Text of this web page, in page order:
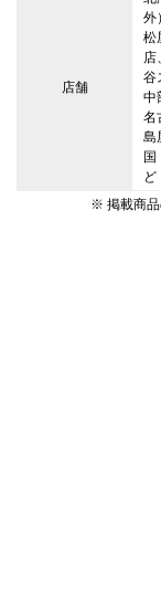
店舗
外
松
谷
中
名
島
国
ど
※ 掲載商品